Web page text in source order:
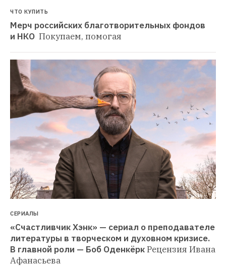
ЧТО КУПИТЬ
Мерч российских благотворительных фондов
и НКО Покупаем, помогая
СЕРИАЛЫ
«Счастливчик Хэнк» — сериал о преподавателе
литературы в творческом и духовном кризисе.
В главной роли — Боб ОденкёркРецензия Ивана
Афанасьева